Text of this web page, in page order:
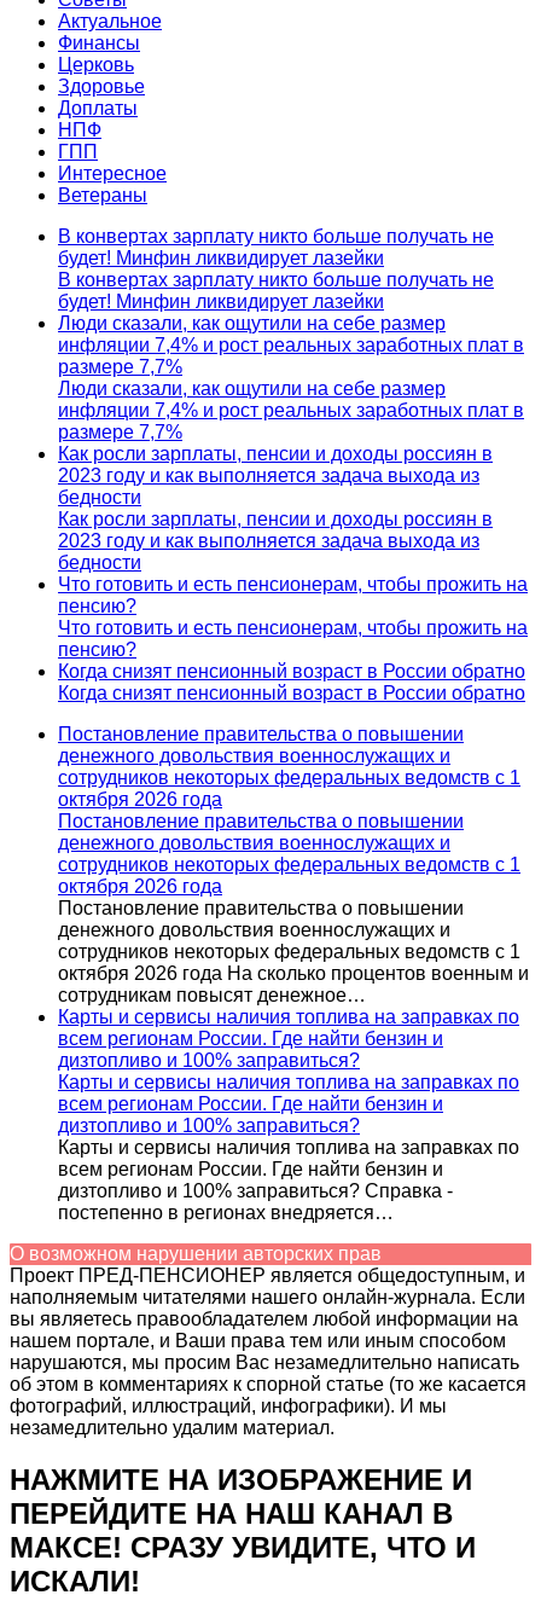
Актуальное
Финансы
Церковь
Здоровье
Доплаты
НПФ
ГПП
Интересное
Ветераны
В конвертах зарплату никто больше получать не
будет! Минфин ликвидирует лазейки
В конвертах зарплату никто больше получать не
будет! Минфин ликвидирует лазейки
Люди сказали, как ощутили на себе размер
инфляции 7,4% и рост реальных заработных плат в
размере 7,7%
Люди сказали, как ощутили на себе размер
инфляции 7,4% и рост реальных заработных плат в
размере 7,7%
Как росли зарплаты, пенсии и доходы россиян в
2023 году и как выполняется задача выхода из
бедности
Как росли зарплаты, пенсии и доходы россиян в
2023 году и как выполняется задача выхода из
бедности
Что готовить и есть пенсионерам, чтобы прожить на
пенсию?
Что готовить и есть пенсионерам, чтобы прожить на
пенсию?
Когда снизят пенсионный возраст в России обратно
Когда снизят пенсионный возраст в России обратно
Постановление правительства о повышении
денежного довольствия военнослужащих и
сотрудников некоторых федеральных ведомств с 1
октября 2026 года
Постановление правительства о повышении
денежного довольствия военнослужащих и
сотрудников некоторых федеральных ведомств с 1
октября 2026 года
Постановление правительства о повышении
денежного довольствия военнослужащих и
сотрудников некоторых федеральных ведомств с 1
октября 2026 года На сколько процентов военным и
сотрудникам повысят денежное…
Карты и сервисы наличия топлива на заправках по
всем регионам России. Где найти бензин и
дизтопливо и 100% заправиться?
Карты и сервисы наличия топлива на заправках по
всем регионам России. Где найти бензин и
дизтопливо и 100% заправиться?
Карты и сервисы наличия топлива на заправках по
всем регионам России. Где найти бензин и
дизтопливо и 100% заправиться? Справка -
постепенно в регионах внедряется…
О возможном нарушении авторских прав
Проект ПРЕД-ПЕНСИОНЕР является общедоступным, и
наполняемым читателями нашего онлайн-журнала. Если
вы являетесь правообладателем любой информации на
нашем портале, и Ваши права тем или иным способом
нарушаются, мы просим Вас незамедлительно написать
об этом в комментариях к спорной статье (то же касается
фотографий, иллюстраций, инфографики). И мы
незамедлительно удалим материал.
НАЖМИТЕ НА ИЗОБРАЖЕНИЕ И
ПЕРЕЙДИТЕ НА НАШ КАНАЛ В
МАКСЕ! СРАЗУ УВИДИТЕ, ЧТО И
ИСКАЛИ!